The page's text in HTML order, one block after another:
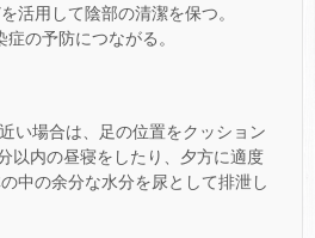
活用して陰部の清潔を保つ。
の予防につながる。
い場合は、足の位置をクッション
以内の昼寝をしたり、夕方に適度
中の余分な水分を尿として排泄し